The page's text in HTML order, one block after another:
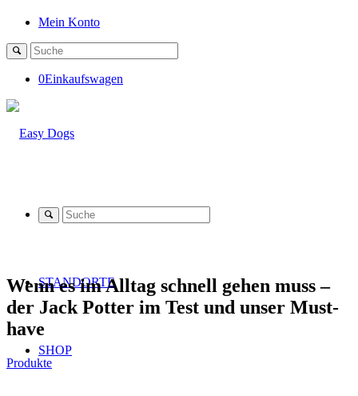
Mein Konto
0Einkaufswagen
STANDORTE
SHOP
Wenn es im Alltag schnell gehen muss –
der Jack Potter im Test und unser Must-
have
Produkte